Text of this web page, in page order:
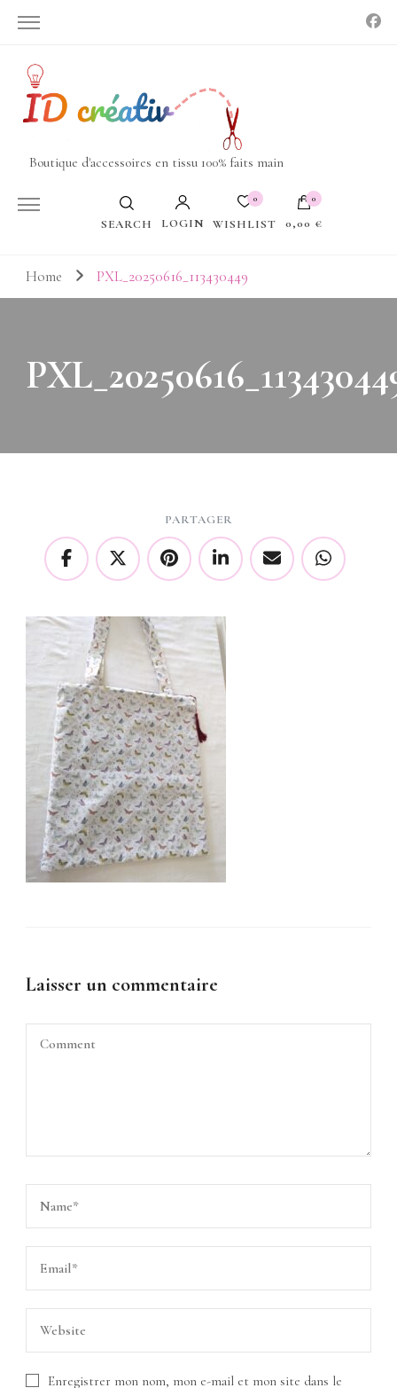
Boutique d'accessoires en tissu 100% faits main
SEARCH LOGIN
0
WISHLIST
0
0,00 €
Votre panier est vide.
Home PXL_20250616_113430449
PARTAGER
Laisser un commentaire
Enregistrer mon nom, mon e-mail et mon site dans le